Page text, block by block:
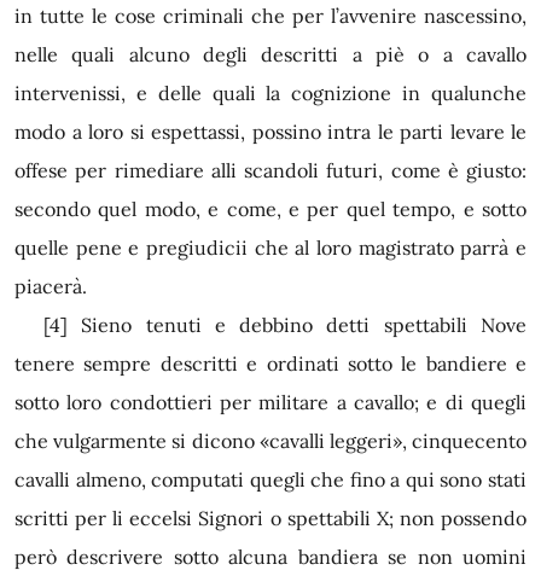
in tutte le cose criminali che per l’avvenire nascessino,
nelle quali alcuno degli descritti a piè o a cavallo
intervenissi, e delle quali la cognizione in qualunche
modo a loro si espettassi, possino intra le parti levare le
offese per rimediare alli scandoli futuri, come è giusto:
secondo quel modo, e come, e per quel tempo, e sotto
quelle pene e pregiudicii che al loro magistrato parrà e
piacerà.
[4] Sieno tenuti e debbino detti spettabili Nove
tenere sempre descritti e ordinati sotto le bandiere e
sotto loro condottieri per militare a cavallo; e di quegli
che vulgarmente si dicono «cavalli leggeri», cinquecento
cavalli almeno, computati quegli che fino a qui sono stati
scritti per li eccelsi Signori o spettabili X; non possendo
però descrivere sotto alcuna bandiera se non uomini